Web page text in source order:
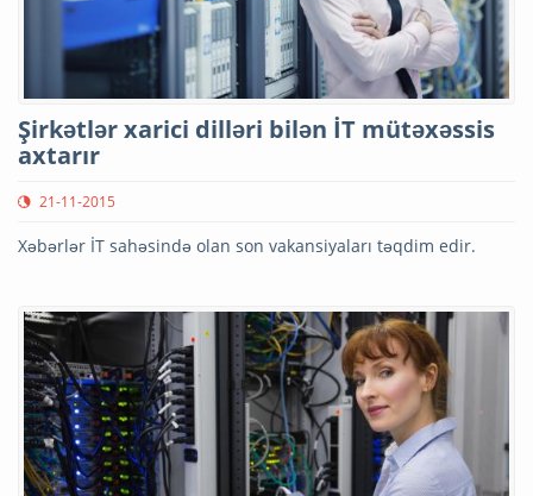
Şirkətlər xarici dilləri bilən İT mütəxəssis
axtarır
21-11-2015
Xəbərlər İT sahəsində olan son vakansiyaları təqdim edir.